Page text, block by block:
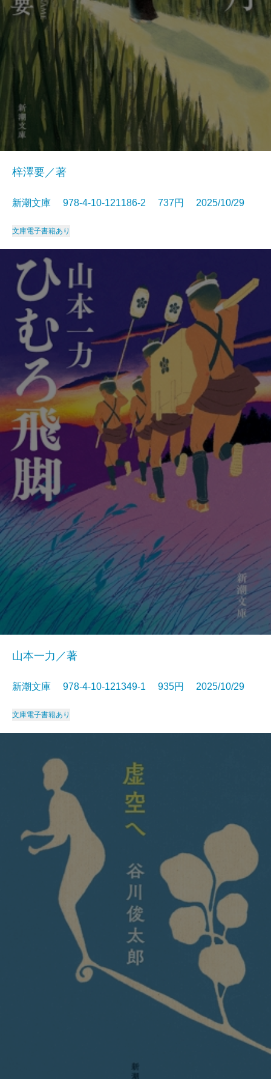
梓澤要／著
新潮文庫 978-4-10-121186-2 737円 2025/10/29
文庫電子書籍あり
山本一力／著
新潮文庫 978-4-10-121349-1 935円 2025/10/29
文庫電子書籍あり